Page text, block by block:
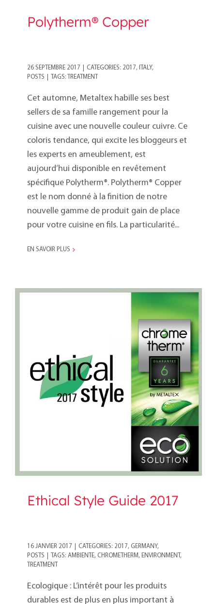
Polytherm® Copper
26 SEPTEMBRE 2017 CATEGORIES: 2017, ITALY,
POSTS
TAGS: TREATMENT
Cet automne, Metaltex habille ses best
sellers de sa famille rangement pour la
cuisine avec une nouvelle couleur cuivre. Ce
coloris tendance, qui excite les bloggeurs et
les experts en ameublement, est
aujourd’hui disponible en revêtement
spécifique Polytherm®. Polytherm® Copper
est le nom donné à la finition de notre
nouvelle gamme de produit gain de place
pour votre cuisine en fils. La particularité...
EN SAVOIR PLUS
Ethical Style Guide 2017
Ethical Style Guide 2017
16 JANVIER 2017 CATEGORIES: 2017, GERMANY,
POSTS
TAGS: AMBIENTE, CHROMETHERM, ENVIRONMENT ,
TREATMENT
Ecologique : L’intérêt pour les produits
durables est de plus en plus important à